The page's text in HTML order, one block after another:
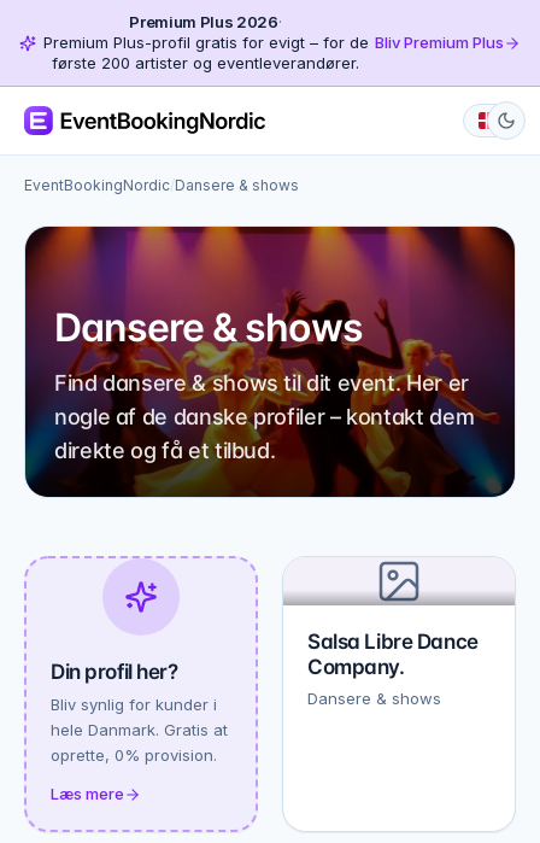
Premium Plus 2026·
Premium Plus-profil gratis for evigt – for de
første 200 artister og eventleverandører.
Bliv Premium Plus
EventBookingNordic/Dansere & shows
Dansere & shows
Find dansere & shows til dit event. Her er
nogle af de danske profiler – kontakt dem
direkte og få et tilbud.
Din profil her?
Bliv synlig for kunder i
hele Danmark. Gratis at
oprette, 0% provision.
Læs mere
Salsa Libre Dance
Company.
Dansere & shows